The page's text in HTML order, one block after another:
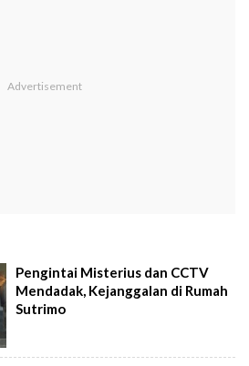
Pengintai Misterius dan CCTV
Mendadak, Kejanggalan di Rumah
Sutrimo